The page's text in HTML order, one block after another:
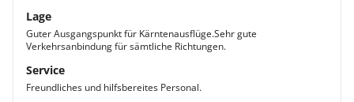
Lage
Guter Ausgangspunkt für Kärntenausflüge.Sehr gute
Verkehrsanbindung für sämtliche Richtungen.
Service
Freundliches und hilfsbereites Personal.